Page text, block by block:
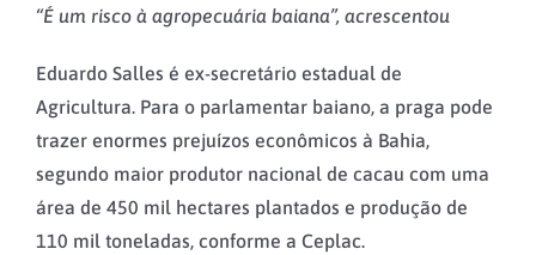
“É um risco à agropecuária baiana”, acrescentou
Eduardo Salles é ex-secretário estadual de
Agricultura. Para o parlamentar baiano, a praga pode
trazer enormes prejuízos econômicos à Bahia,
segundo maior produtor nacional de cacau com uma
área de 450 mil hectares plantados e produção de
110 mil toneladas, conforme a Ceplac.